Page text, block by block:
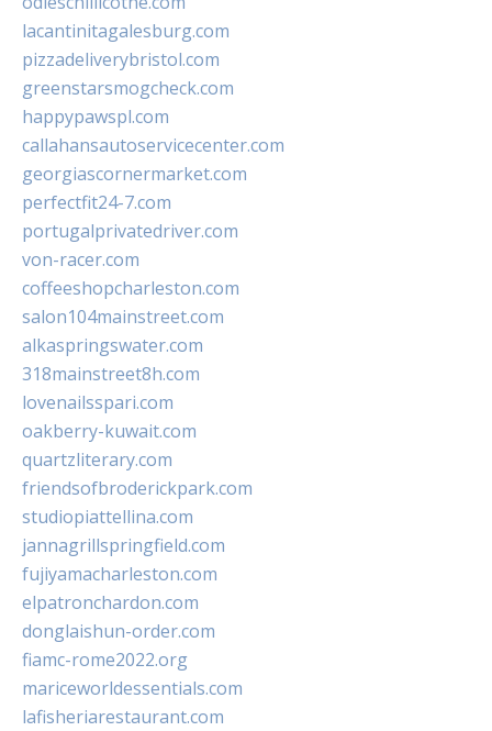
lacantinitagalesburg.com
pizzadeliverybristol.com
greenstarsmogcheck.com
happypawspl.com
callahansautoservicecenter.com
georgiascornermarket.com
perfectfit24-7.com
portugalprivatedriver.com
von-racer.com
coffeeshopcharleston.com
salon104mainstreet.com
alkaspringswater.com
318mainstreet8h.com
lovenailsspari.com
oakberry-kuwait.com
quartzliterary.com
friendsofbroderickpark.com
studiopiattellina.com
jannagrillspringfield.com
fujiyamacharleston.com
elpatronchardon.com
donglaishun-order.com
fiamc-rome2022.org
mariceworldessentials.com
lafisheriarestaurant.com